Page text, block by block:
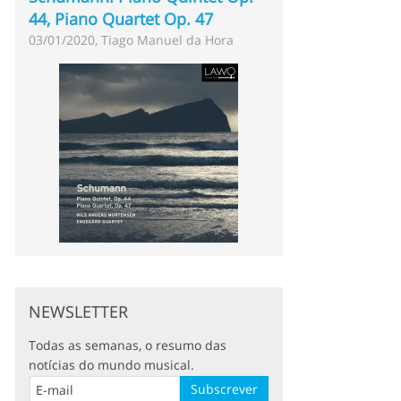
44, Piano Quartet Op. 47
03/01/2020, Tiago Manuel da Hora
NEWSLETTER
Todas as semanas, o resumo das
notícias do mundo musical.